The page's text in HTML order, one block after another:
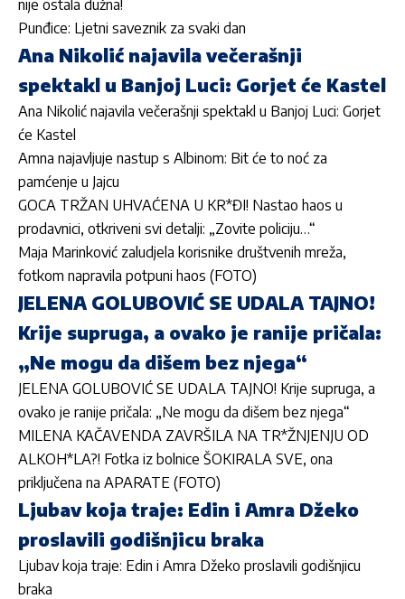
nije ostala dužna!
Punđice: Ljetni saveznik za svaki dan
Ana Nikolić najavila večerašnji
spektakl u Banjoj Luci: Gorjet će Kastel
Ana Nikolić najavila večerašnji spektakl u Banjoj Luci: Gorjet
će Kastel
Amna najavljuje nastup s Albinom: Bit će to noć za
pamćenje u Jajcu
GOCA TRŽAN UHVAĆENA U KR*ĐI! Nastao haos u
prodavnici, otkriveni svi detalji: „Zovite policiju…“
Maja Marinković zaludjela korisnike društvenih mreža,
fotkom napravila potpuni haos (FOTO)
JELENA GOLUBOVIĆ SE UDALA TAJNO!
Krije supruga, a ovako je ranije pričala:
„Ne mogu da dišem bez njega“
JELENA GOLUBOVIĆ SE UDALA TAJNO! Krije supruga, a
ovako je ranije pričala: „Ne mogu da dišem bez njega“
MILENA KAČAVENDA ZAVRŠILA NA TR*ŽNJENJU OD
ALKOH*LA?! Fotka iz bolnice ŠOKIRALA SVE, ona
priključena na APARATE (FOTO)
Ljubav koja traje: Edin i Amra Džeko
proslavili godišnjicu braka
Ljubav koja traje: Edin i Amra Džeko proslavili godišnjicu
braka